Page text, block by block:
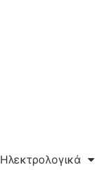
Ηλεκτρολογικά